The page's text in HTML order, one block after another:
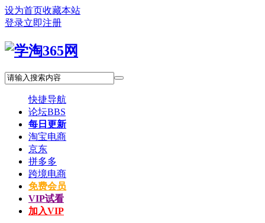
设为首页收藏本站
登录立即注册
快捷导航
论坛BBS
每日更新
淘宝电商
京东
拼多多
跨境电商
免费会员
VIP试看
加入VIP